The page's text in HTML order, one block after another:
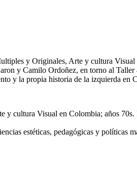
y Originales, Arte y cultura
y Camilo Ordoñez, en torno al
y la propia historia de la izquierda en
cultura Visual en Colombia; años
estéticas, pedagógicas y políticas